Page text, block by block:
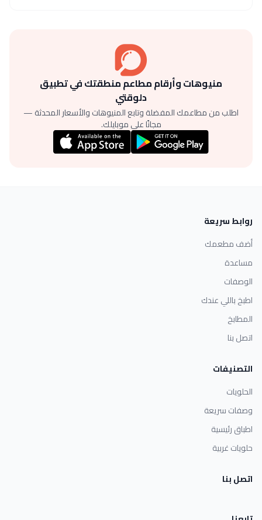
منيوهات وأرقام مطاعم منطقتك في تطبيق
دلوقتي
اطلب من مطاعمك المفضلة وتابع المنيوهات والأسعار المحدثة —
مجانًا على موبايلك.
روابط سريعة
أضف مطعمك
مساعدة
الوصفات
اطبخ باللي عندك
المطابخ
اتصل بنا
التصنيفات
الحلويات
وصفات سريعة
اطباق رئيسية
حلويات غربية
اتصل بنا